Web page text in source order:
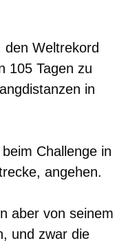
Weltrekord
105 Tagen zu
in
Challenge in
angehen.
aber von seinem
und zwar die